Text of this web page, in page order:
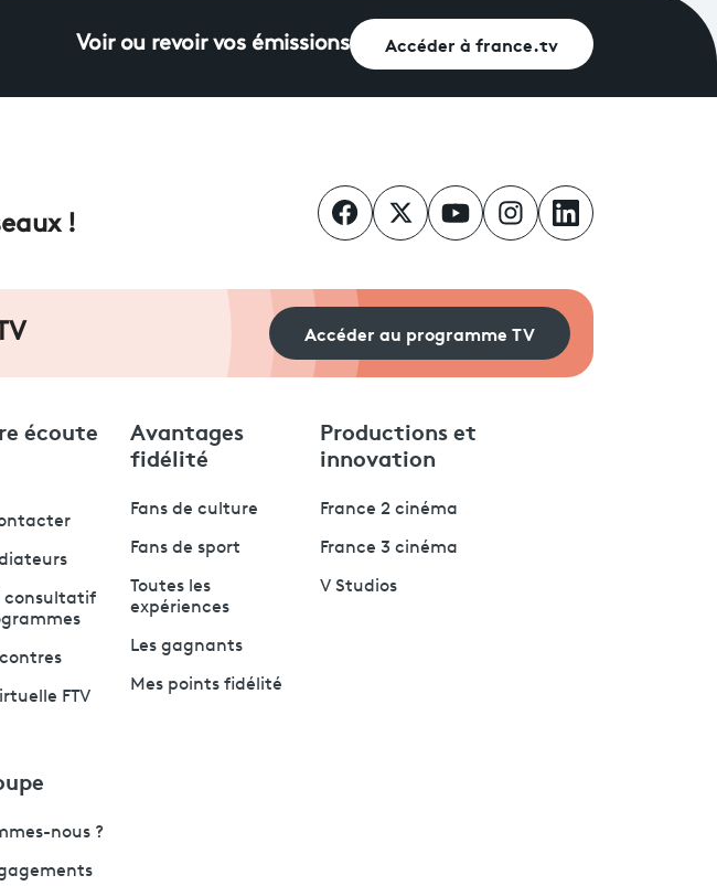
Voir ou revoir vos émissions Accéder à france.tv
!
Accéder au programme TV
écoute
consultatif
FTV
Avantages
fidélité
Fans de culture
Fans de sport
Toutes les
expériences
Les gagnants
Mes points fidélité
Productions et
innovation
France 2 cinéma
France 3 cinéma
V Studios
nous ?